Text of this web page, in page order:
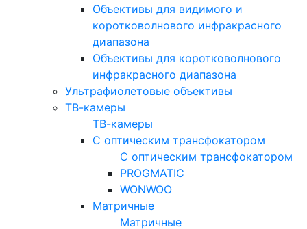
Объективы для видимого и
коротковолнового инфракрасного
диапазона
Объективы для коротковолнового
инфракрасного диапазона
Ультрафиолетовые объективы
ТВ-камеры
ТВ-камеры
С оптическим трансфокатором
С оптическим трансфокатором
PROGMATIC
WONWOO
Матричные
Матричные